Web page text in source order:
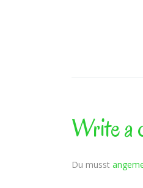
Write a
Du musst